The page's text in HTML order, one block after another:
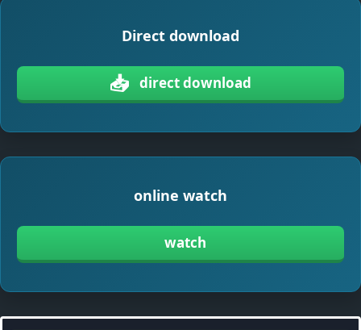
Direct download
📥 direct download
online watch
watch